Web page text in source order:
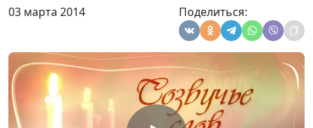
03 марта 2014 Поделиться:
Притча о выборе почетных мест.
о смирении. Евангелие от Луки
Ирина
Кириченко
Исцеление в субботу согнутой
женщины. Евангелие от Луки
13:10-17
Ирина
Кириченко
#18